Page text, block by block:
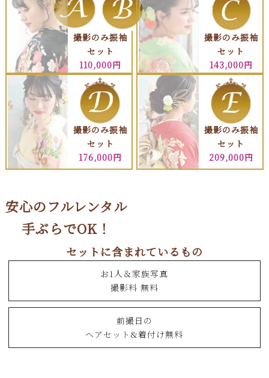
撮影のみ振袖
セット
110,000円
撮影のみ振袖
セット
143,000円
撮影のみ振袖
セット
176,000円
撮影のみ振袖
セット
209,000円
安心のフルレンタル
手ぶらでOK！
セットに含まれているもの
お1人＆家族写真
撮影料 無料
前撮日の
ヘアセット&着付け無料